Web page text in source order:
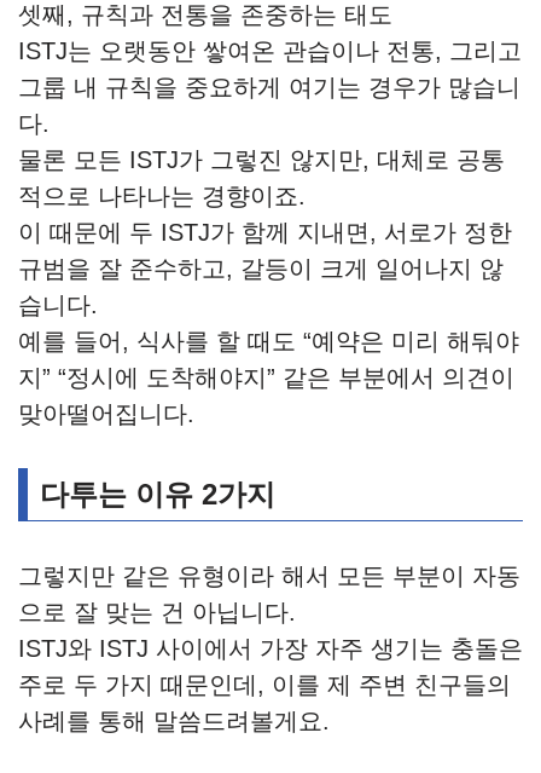
셋째, 규칙과 전통을 존중하는 태도
ISTJ는 오랫동안 쌓여온 관습이나 전통, 그리고
그룹 내 규칙을 중요하게 여기는 경우가 많습니
다.
물론 모든 ISTJ가 그렇진 않지만, 대체로 공통
적으로 나타나는 경향이죠.
이 때문에 두 ISTJ가 함께 지내면, 서로가 정한
규범을 잘 준수하고, 갈등이 크게 일어나지 않
습니다.
예를 들어, 식사를 할 때도 “예약은 미리 해둬야
지” “정시에 도착해야지” 같은 부분에서 의견이
맞아떨어집니다.
다투는 이유 2가지
그렇지만 같은 유형이라 해서 모든 부분이 자동
으로 잘 맞는 건 아닙니다.
ISTJ와 ISTJ 사이에서 가장 자주 생기는 충돌은
주로 두 가지 때문인데, 이를 제 주변 친구들의
사례를 통해 말씀드려볼게요.